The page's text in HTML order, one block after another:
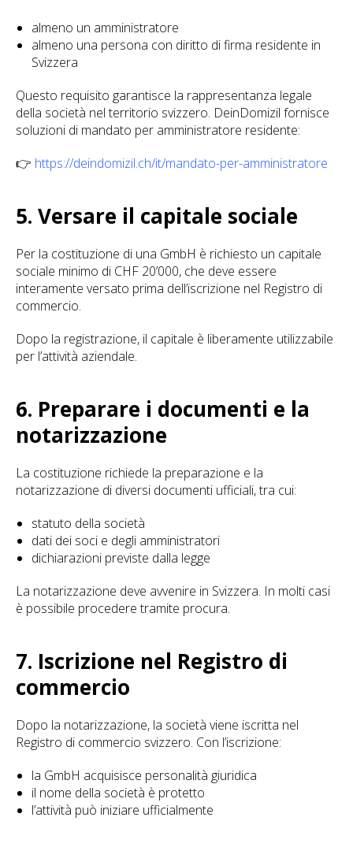
almeno un amministratore
almeno una persona con diritto di firma residente in
Svizzera
Questo requisito garantisce la rappresentanza legale
della società nel territorio svizzero. DeinDomizil fornisce
soluzioni di mandato per amministratore residente:
👉 https://deindomizil.ch/it/mandato-per-amministratore
5. Versare il capitale sociale
Per la costituzione di una GmbH è richiesto un capitale
sociale minimo di CHF 20’000, che deve essere
interamente versato prima dell’iscrizione nel Registro di
commercio.
Dopo la registrazione, il capitale è liberamente utilizzabile
per l’attività aziendale.
6. Preparare i documenti e la
notarizzazione
La costituzione richiede la preparazione e la
notarizzazione di diversi documenti ufficiali, tra cui:
statuto della società
dati dei soci e degli amministratori
dichiarazioni previste dalla legge
La notarizzazione deve avvenire in Svizzera. In molti casi
è possibile procedere tramite procura.
7. Iscrizione nel Registro di
commercio
Dopo la notarizzazione, la società viene iscritta nel
Registro di commercio svizzero. Con l’iscrizione:
la GmbH acquisisce personalità giuridica
il nome della società è protetto
l’attività può iniziare ufficialmente